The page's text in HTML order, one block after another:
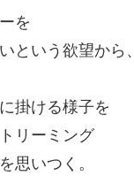
を
という欲望から、
掛ける様子を
リーミング
思いつく。